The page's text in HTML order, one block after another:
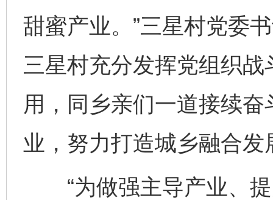
甜蜜产业。”三星村党委
三星村充分发挥党组织
用，同乡亲们一道接续
业，努力打造城乡融合
“为做强主导产业、提